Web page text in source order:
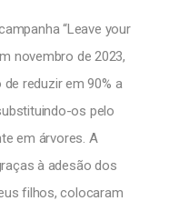
“Leave your
novembro de 2023,
reduzir em 90% a
os pelo
em árvores. A
à adesão dos
filhos, colocaram